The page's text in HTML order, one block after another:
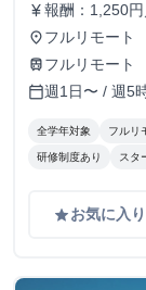
currency_yen 報酬：1,250円／1時間 頑張りや成果
り裁量のある
た評価体制を
place フルリモート
train フルリモート
calendar_today週1日〜 / 週5
全学年対象 フルリ
研修制度あり スタ
gradeお気に入り